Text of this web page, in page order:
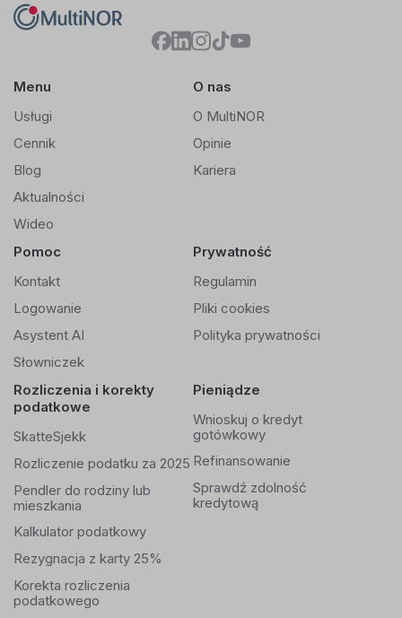
Menu
Usługi
Cennik
Blog
Aktualności
Wideo
O nas
O MultiNOR
Opinie
Kariera
Pomoc
Kontakt
Logowanie
Asystent AI
Słowniczek
Prywatność
Regulamin
Pliki cookies
Polityka prywatności
Rozliczenia i korekty
podatkowe
SkatteSjekk
Rozliczenie podatku za 2025
Pendler do rodziny lub
mieszkania
Kalkulator podatkowy
Rezygnacja z karty 25%
Korekta rozliczenia
podatkowego
Pieniądze
Wnioskuj o kredyt
gotówkowy
Refinansowanie
Sprawdź zdolność
kredytową